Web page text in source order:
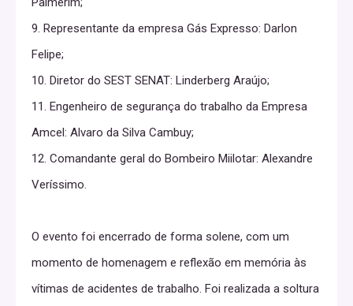
9. Representante da empresa Gás Expresso: Darlon
Felipe;
10. Diretor do SEST SENAT: Linderberg Araújo;
11. Engenheiro de segurança do trabalho da Empresa
Amcel: Alvaro da Silva Cambuy;
12. Comandante geral do Bombeiro Miilotar: Alexandre
Veríssimo.
O evento foi encerrado de forma solene, com um
momento de homenagem e reflexão em memória às
vítimas de acidentes de trabalho. Foi realizada a soltura